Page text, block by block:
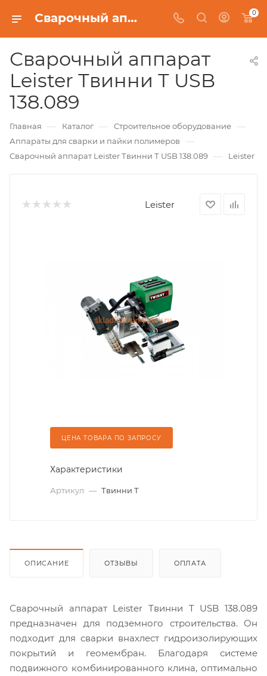
Сварочный аппарат Leister Твинни Т USB 138.089 0
Сварочный аппарат
Leister Твинни Т USB
138.089
Главная — Каталог — Строительное оборудование —
Аппараты для сварки и пайки полимеров —
Сварочный аппарат Leister Твинни Т USB 138.089 — Leister
Leister
ЦЕНА ТОВАРА ПО ЗАПРОСУ
Характеристики
Артикул — Твинни Т
ОПИСАНИЕ ОТЗЫВЫ ОПЛАТА
Сварочный аппарат Leister Твинни Т USB 138.089
предназначен для подземного строительства. Он
подходит для сварки внахлест гидроизолирующих
покрытий и геомембран. Благодаря системе
подвижного комбинированного клина, оптимально